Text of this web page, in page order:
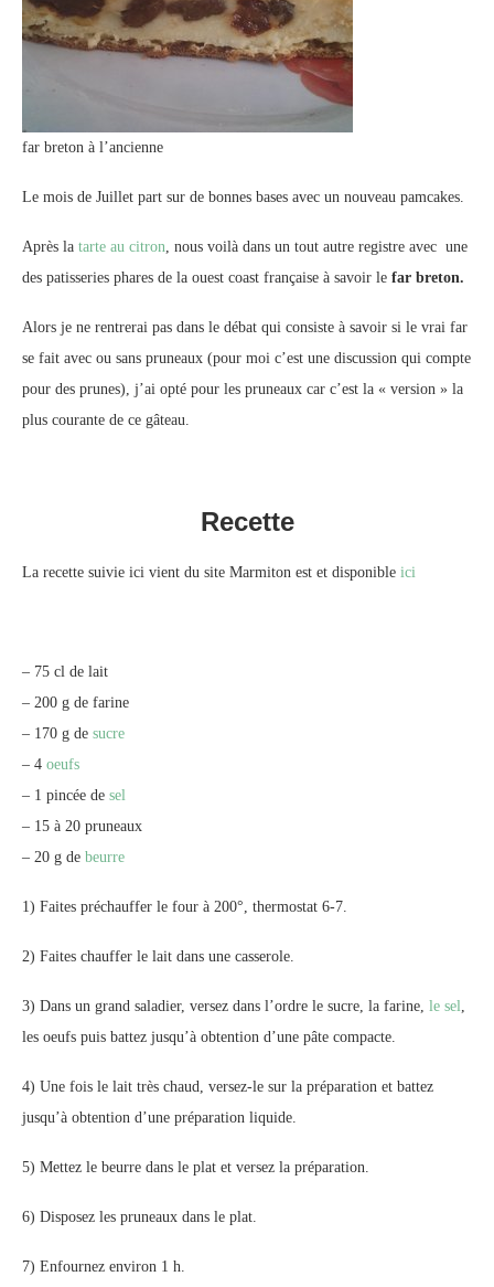
far breton à l’ancienne
Le mois de Juillet part sur de bonnes bases avec un nouveau pamcakes.
Après la tarte au citron, nous voilà dans un tout autre registre avec une
des patisseries phares de la ouest coast française à savoir le far breton.
Alors je ne rentrerai pas dans le débat qui consiste à savoir si le vrai far
se fait avec ou sans pruneaux (pour moi c’est une discussion qui compte
pour des prunes), j’ai opté pour les pruneaux car c’est la « version » la
plus courante de ce gâteau.
Recette
La recette suivie ici vient du site Marmiton est et disponible ici
– 75 cl de lait
– 200 g de farine
– 170 g de sucre
– 4 oeufs
– 1 pincée de sel
– 15 à 20 pruneaux
– 20 g de beurre
1) Faites préchauffer le four à 200°, thermostat 6-7.
2) Faites chauffer le lait dans une casserole.
3) Dans un grand saladier, versez dans l’ordre le sucre, la farine, le sel,
les oeufs puis battez jusqu’à obtention d’une pâte compacte.
4) Une fois le lait très chaud, versez-le sur la préparation et battez
jusqu’à obtention d’une préparation liquide.
5) Mettez le beurre dans le plat et versez la préparation.
6) Disposez les pruneaux dans le plat.
7) Enfournez environ 1 h.